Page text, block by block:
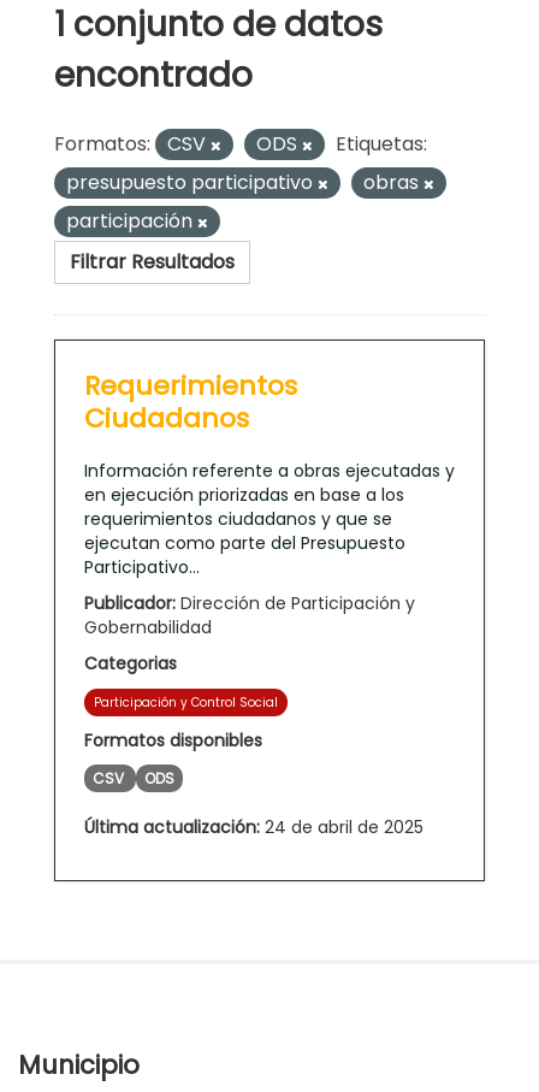
1 conjunto de datos
encontrado
Formatos: CSV ODS
Etiquetas:
presupuesto participativo
obras
participación
Filtrar Resultados
Requerimientos
Ciudadanos
Información referente a obras ejecutadas y
en ejecución priorizadas en base a los
requerimientos ciudadanos y que se
ejecutan como parte del Presupuesto
Participativo...
Publicador: Dirección de Participación y
Gobernabilidad
Categorias
Participación y Control Social
Formatos disponibles
CSV ODS
Última actualización: 24 de abril de 2025
Municipio